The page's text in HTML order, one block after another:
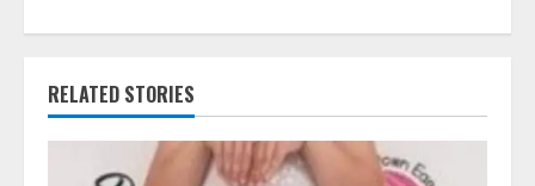
a
RELATED STORIES